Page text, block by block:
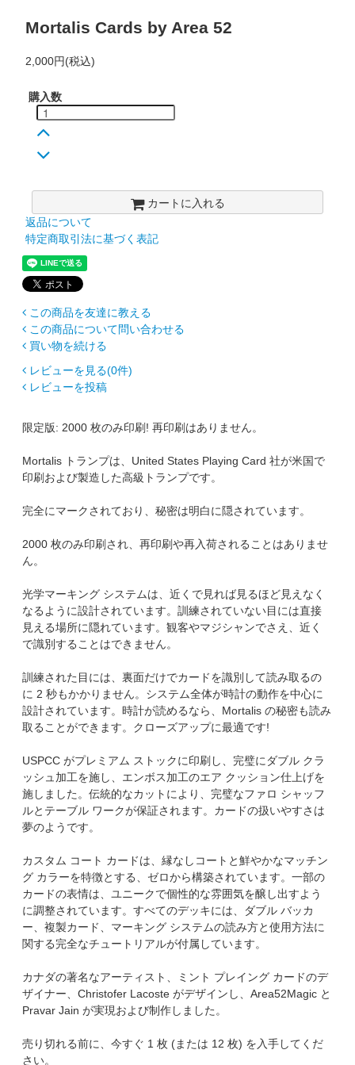
Mortalis Cards by Area 52
2,000円(税込)
購入数
カートに入れる
返品について
特定商取引法に基づく表記
この商品を友達に教える
この商品について問い合わせる
買い物を続ける
レビューを見る(0件)
レビューを投稿
限定版: 2000 枚のみ印刷! 再印刷はありません。
Mortalis トランプは、United States Playing Card 社が米国で
印刷および製造した高級トランプです。
完全にマークされており、秘密は明白に隠されています。
2000 枚のみ印刷され、再印刷や再入荷されることはありませ
ん。
光学マーキング システムは、近くで見れば見るほど見えなく
なるように設計されています。訓練されていない目には直接
見える場所に隠れています。観客やマジシャンでさえ、近く
で識別することはできません。
訓練された目には、裏面だけでカードを識別して読み取るの
に 2 秒もかかりません。システム全体が時計の動作を中心に
設計されています。時計が読めるなら、Mortalis の秘密も読み
取ることができます。クローズアップに最適です!
USPCC がプレミアム ストックに印刷し、完璧にダブル クラ
ッシュ加工を施し、エンボス加工のエア クッション仕上げを
施しました。伝統的なカットにより、完璧なファロ シャッフ
ルとテーブル ワークが保証されます。カードの扱いやすさは
夢のようです。
カスタム コート カードは、縁なしコートと鮮やかなマッチン
グ カラーを特徴とする、ゼロから構築されています。一部の
カードの表情は、ユニークで個性的な雰囲気を醸し出すよう
に調整されています。すべてのデッキには、ダブル バッカ
ー、複製カード、マーキング システムの読み方と使用方法に
関する完全なチュートリアルが付属しています。
カナダの著名なアーティスト、ミント プレイング カードのデ
ザイナー、Christofer Lacoste がデザインし、Area52Magic と
Pravar Jain が実現および制作しました。
売り切れる前に、今すぐ 1 枚 (または 12 枚) を入手してくだ
さい。